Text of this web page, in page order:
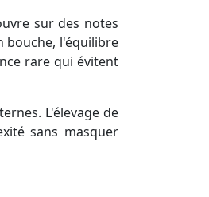
sur des notes
bouche, l'équilibre
rare qui évitent
L'élevage de
sans masquer